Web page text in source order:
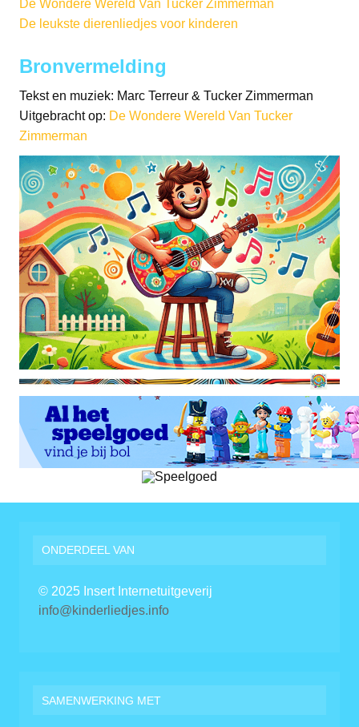
De Wondere Wereld Van Tucker Zimmerman
De leukste dierenliedjes voor kinderen
Bronvermelding
Tekst en muziek: Marc Terreur & Tucker Zimmerman
Uitgebracht op: De Wondere Wereld Van Tucker
Zimmerman
ONDERDEEL VAN
© 2025 Insert Internetuitgeverij
info@kinderliedjes.info
SAMENWERKING MET